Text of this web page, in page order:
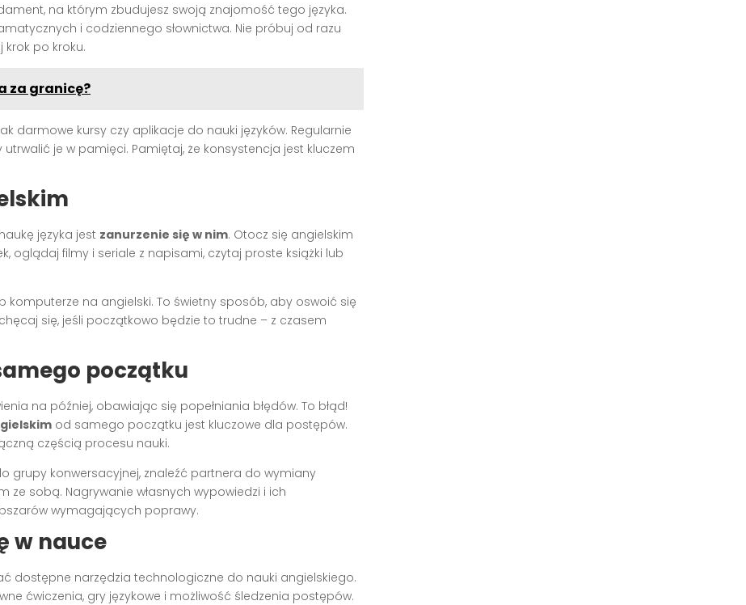
na którym zbudujesz swoją znajomość tego języka.
i codziennego słownictwa. Nie próbuj od razu
po kroku.
za granicę?
darmowe kursy czy aplikacje do nauki języków. Regularnie
je w pamięci. Pamiętaj, że konsystencja jest kluczem
języka jest zanurzenie się w nim. Otocz się angielskim
oglądaj filmy i seriale z napisami, czytaj proste książki lub
komputerze na angielski. To świetny sposób, aby oswoić się
się, jeśli początkowo będzie to trudne – z czasem
początku
na później, obawiając się popełniania błędów. To błąd!
od samego początku jest kluczowe dla postępów.
częścią procesu nauki.
grupy konwersacyjnej, znaleźć partnera do wymiany
sobą. Nagrywanie własnych wypowiedzi i ich
wymagających poprawy.
w nauce
dostępne narzędzia technologiczne do nauki angielskiego.
ćwiczenia, gry językowe i możliwość śledzenia postępów.